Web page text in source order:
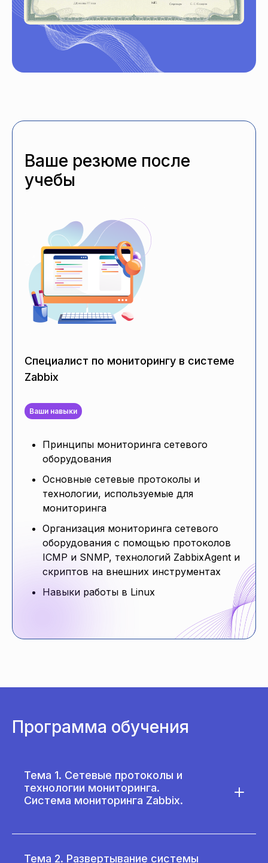
Ваше резюме после
учебы
Специалист по мониторингу в системе
Zabbix
Ваши навыки
Принципы мониторинга сетевого
оборудования
Основные сетевые протоколы и
технологии, используемые для
мониторинга
Организация мониторинга сетевого
оборудования с помощью протоколов
ICMP и SNMP, технологий ZabbixAgent и
скриптов на внешних инструментах
Навыки работы в Linux
Программа обучения
Тема 1. Сетевые протоколы и
технологии мониторинга.
Система мониторинга Zabbix.
Тема 2. Развертывание системы